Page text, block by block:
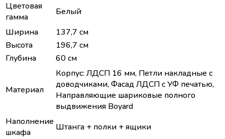
Цветовая
гамма
Белый
Ширина
137,7 см
Высота
196,7 см
Глубина
60 см
Материал
Корпус: ЛДСП 16 мм, Петли накладные с
доводчиками, Фасад ЛДСП с УФ печатью,
Направляющие шариковые полного
выдвижения Boyard
Наполнение
шкафа
Штанга + полки + ящики